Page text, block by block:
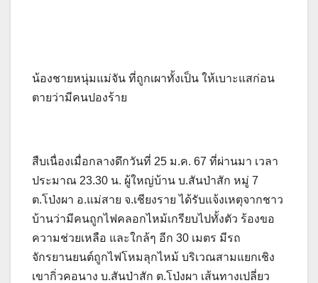
น้องชายหนุ่มแม่จัน ที่ถูกเผาทั้งเป็น ให้เบาะแสก่อน
ตายว่ามีคนปองร้าย
สืบเนื่องเมื่อกลางดึกวันที่ 25 ม.ค. 67 ที่ผ่านมา เวลา
ประมาณ 23.30 น. ผู้ใหญ่บ้าน บ.สันป่าสัก หมู่ 7
ต.โป่งผา อ.แม่สาย จ.เชียงราย ได้รับแจ้งเหตุจากชาว
บ้านว่ามีคนถูกไฟคลอกไหม้เกรียบไปทั้งตัว ร้องขอ
ความช่วยเหลือ และใกล้ๆ อีก 30 เมตร มีรถ
จักรยานยนต์ถูกไฟโหมลุกไหม้ บริเวณสามแยกเชิง
เขากิ่วคอนาง บ.สันป่าสัก ต.โป่งผา เส้นทางเปลี่ยว